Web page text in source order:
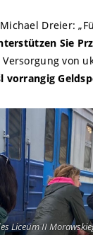
Dreier:
Sie
von
vorrangig
Liceum II